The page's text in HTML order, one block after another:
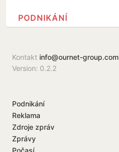
PODNIKÁNÍ
Kontakt info@ournet-group.com
Version: 0.2.2
Podnikání
Reklama
Zdroje zpráv
Zprávy